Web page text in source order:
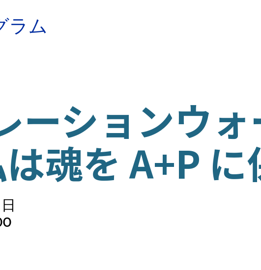
ラム
の育成
ーションウ
魂を A+P